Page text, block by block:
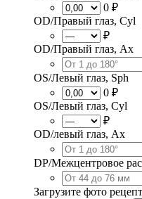
0 ₽
OD/Правый глаз, Cyl
₽
OD/Правый глаз, Ax
OS/Левый глаз, Sph
0 ₽
OS/Левый глаз, Cyl
₽
OD/левый глаз, Ax
DP/Межцентровое
Загрузите фото